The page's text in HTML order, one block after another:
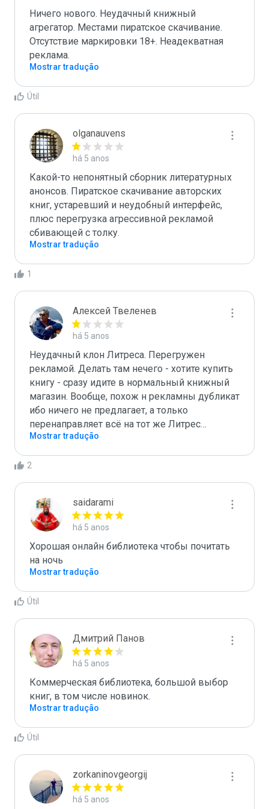
Ничего нового. Неудачный книжный
агрегатор. Местами пиратское скачивание.
Отсутствие маркировки 18+. Неадекватная
реклама.
Mostrar tradução
Útil
olganauvens
há 5 anos
Какой-то непонятный сборник литературных
анонсов. Пиратское скачивание авторских
книг, устаревший и неудобный интерфейс,
плюс перегрузка агрессивной рекламой
сбивающей с толку.
Mostrar tradução
1
Алексей Твеленев
há 5 anos
Неудачный клон Литреса. Перегружен
рекламой. Делать там нечего - хотите купить
книгу - сразу идите в нормальный книжный
магазин. Вообще, похож н рекламны дубликат
ибо ничего не предлагает, а только
перенаправляет всё на тот же Литрес…
Mostrar tradução
2
saidarami
há 5 anos
Хорошая онлайн библиотека чтобы почитать
на ночь
Mostrar tradução
Útil
Дмитрий Панов
há 5 anos
Коммерческая библиотека, большой выбор
книг, в том числе новинок.
Mostrar tradução
Útil
zorkaninovgeorgij
há 5 anos